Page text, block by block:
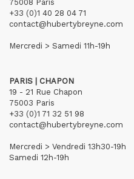
75008 Paris
+33 (0)1 40 28 04 71
contact@hubertybreyne.com
Mercredi > Samedi 11h-19h
PARIS | CHAPON
19 - 21 Rue Chapon
75003 Paris
+33 (0)1 71 32 51 98
contact@hubertybreyne.com
Mercredi > Vendredi 13h30-19h
Samedi 12h-19h